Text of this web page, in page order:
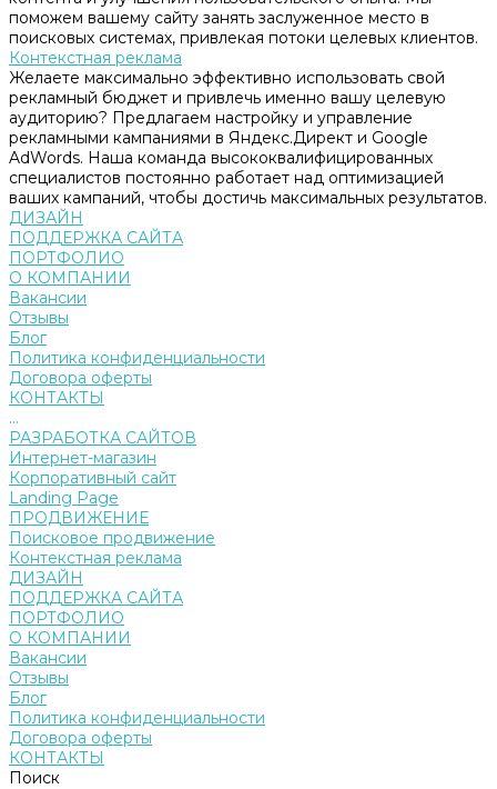
поможем вашему сайту занять заслуженное место в
поисковых системах, привлекая потоки целевых клиентов.
Контекстная реклама
Желаете максимально эффективно использовать свой
рекламный бюджет и привлечь именно вашу целевую
аудиторию? Предлагаем настройку и управление
рекламными кампаниями в Яндекс.Директ и Google
AdWords. Наша команда высококвалифицированных
специалистов постоянно работает над оптимизацией
ваших кампаний, чтобы достичь максимальных результатов.
ДИЗАЙН
ПОДДЕРЖКА САЙТА
ПОРТФОЛИО
О КОМПАНИИ
Вакансии
Отзывы
Блог
Политика конфиденциальности
Договора оферты
КОНТАКТЫ
...
РАЗРАБОТКА САЙТОВ
Интернет-магазин
Корпоративный сайт
Landing Page
ПРОДВИЖЕНИЕ
Поисковое продвижение
Контекстная реклама
ДИЗАЙН
ПОДДЕРЖКА САЙТА
ПОРТФОЛИО
О КОМПАНИИ
Вакансии
Отзывы
Блог
Политика конфиденциальности
Договора оферты
КОНТАКТЫ
Поиск